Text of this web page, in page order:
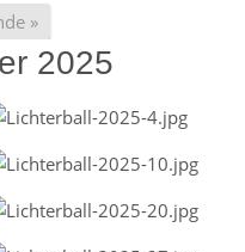
»
2025